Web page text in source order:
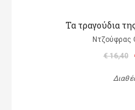
Τα τραγούδια
Ντζούφρας
€ 16,40